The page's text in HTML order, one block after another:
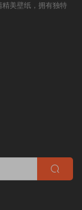
美壁纸，拥有独特